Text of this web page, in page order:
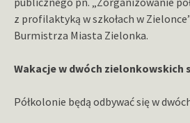
z profilaktyką w szkołach w
Burmistrza Miasta Zielonka.
Wakacje w dwóch zielonkowskich
Półkolonie będą odbywać się w